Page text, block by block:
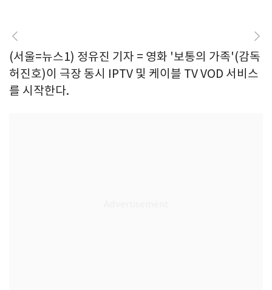
(서울=뉴스1) 정유진 기자 = 영화 '보통의 가족'(감독
허진호)이 극장 동시 IPTV 및 케이블 TV VOD 서비스
를 시작한다.